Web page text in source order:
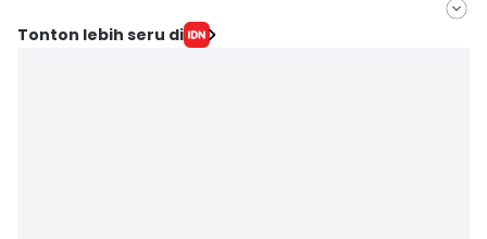
Editor
Tonton lebih seru di